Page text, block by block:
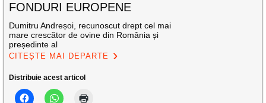
FONDURI EUROPENE
Dumitru Andreșoi, recunoscut drept cel mai
mare crescător de ovine din România și
președinte al
CITEȘTE MAI DEPARTE
Distribuie acest articol